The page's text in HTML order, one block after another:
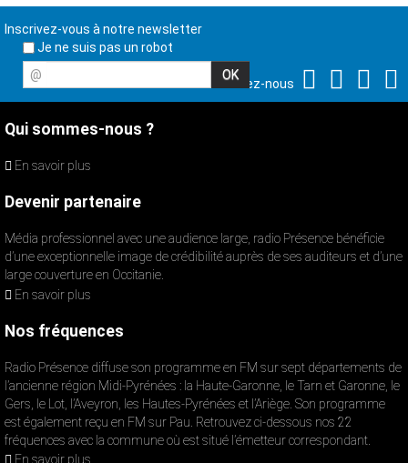
Inscrivez-vous à notre newsletter
Je ne suis pas un robot
@
Suivez-nous
Qui sommes-nous ?
En savoir plus
Devenir partenaire
Média professionnel avec une audience large, radio Présence bénéficie
d’une exceptionnelle image de crédibilité auprès de ses auditeurs et d’une
large couverture en Occitanie.
En savoir plus
Nos fréquences
Radio Présence diffuse son programme en FM sur sept départements de
l’ancienne région Midi-Pyrénées : la Haute-Garonne, le Tarn et Garonne, le
Gers, le Lot, l’Aveyron, les Hautes-Pyrénées et l’Ariège. Son programme
est également reçu en FM sur Pau. Retrouvez ci-dessous nos 22
fréquences avec la commune où est situé l’émetteur correspondant.
En savoir plus